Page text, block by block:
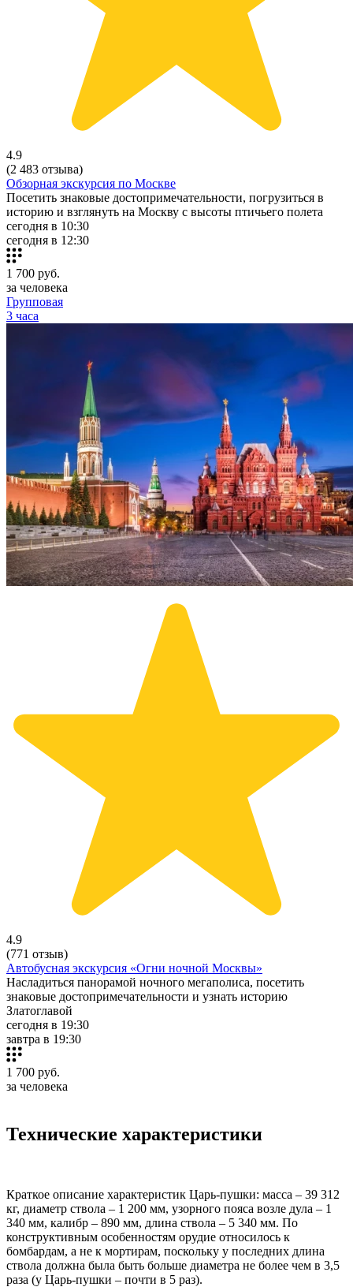
4.9
(2 483 отзыва)
Обзорная экскурсия по Москве
Посетить знаковые достопримечательности, погрузиться в
историю и взглянуть на Москву с высоты птичьего полета
сегодня в 10:30
сегодня в 12:30
1 700 руб.
за человека
Групповая
3 часа
4.9
(771 отзыв)
Автобусная экскурсия «Огни ночной Москвы»
Насладиться панорамой ночного мегаполиса, посетить
знаковые достопримечательности и узнать историю
Златоглавой
сегодня в 19:30
завтра в 19:30
1 700 руб.
за человека
Технические характеристики
Краткое описание характеристик Царь-пушки: масса – 39 312
кг, диаметр ствола – 1 200 мм, узорного пояса возле дула – 1
340 мм, калибр – 890 мм, длина ствола – 5 340 мм. По
конструктивным особенностям орудие относилось к
бомбардам, а не к мортирам, поскольку у последних длина
ствола должна была быть больше диаметра не более чем в 3,5
раза (у Царь-пушки – почти в 5 раз).